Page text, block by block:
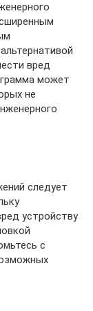
вред
может
не
следует
устройству
с